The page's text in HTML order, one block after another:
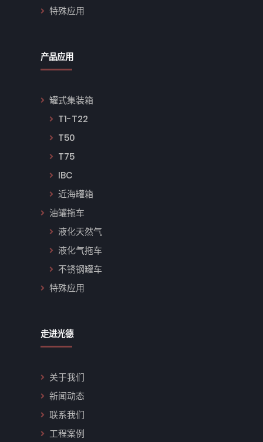
特殊应用
产品应用
罐式集装箱
T1-T22
T50
T75
IBC
近海罐箱
油罐拖车
液化天然气
液化气拖车
不锈钢罐车
特殊应用
走进光德
关于我们
新闻动态
联系我们
工程案例